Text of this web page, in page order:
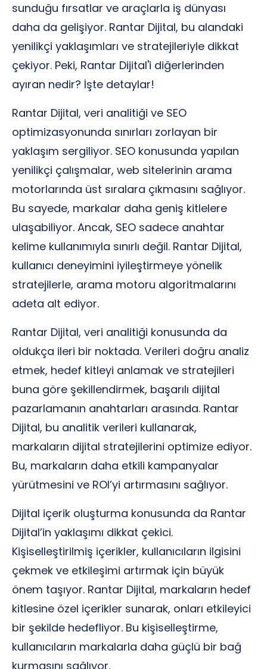
sunduğu fırsatlar ve araçlarla iş dünyası
daha da gelişiyor. Rantar Dijital, bu alandaki
yenilikçi yaklaşımları ve stratejileriyle dikkat
çekiyor. Peki, Rantar Dijital'i diğerlerinden
ayıran nedir? İşte detaylar!
Rantar Dijital, veri analitiği ve SEO
optimizasyonunda sınırları zorlayan bir
yaklaşım sergiliyor. SEO konusunda yapılan
yenilikçi çalışmalar, web sitelerinin arama
motorlarında üst sıralara çıkmasını sağlıyor.
Bu sayede, markalar daha geniş kitlelere
ulaşabiliyor. Ancak, SEO sadece anahtar
kelime kullanımıyla sınırlı değil. Rantar Dijital,
kullanıcı deneyimini iyileştirmeye yönelik
stratejilerle, arama motoru algoritmalarını
adeta alt ediyor.
Rantar Dijital, veri analitiği konusunda da
oldukça ileri bir noktada. Verileri doğru analiz
etmek, hedef kitleyi anlamak ve stratejileri
buna göre şekillendirmek, başarılı dijital
pazarlamanın anahtarları arasında. Rantar
Dijital, bu analitik verileri kullanarak,
markaların dijital stratejilerini optimize ediyor.
Bu, markaların daha etkili kampanyalar
yürütmesini ve ROI’yi artırmasını sağlıyor.
Dijital içerik oluşturma konusunda da Rantar
Dijital’in yaklaşımı dikkat çekici.
Kişiselleştirilmiş içerikler, kullanıcıların ilgisini
çekmek ve etkileşimi artırmak için büyük
önem taşıyor. Rantar Dijital, markaların hedef
kitlesine özel içerikler sunarak, onları etkileyici
bir şekilde hedefliyor. Bu kişiselleştirme,
kullanıcıların markalarla daha güçlü bir bağ
kurmasını sağlıyor.